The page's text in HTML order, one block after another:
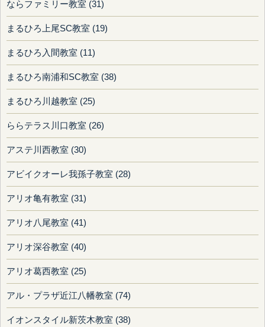
ならファミリー教室 (31)
まるひろ上尾SC教室 (19)
まるひろ入間教室 (11)
まるひろ南浦和SC教室 (38)
まるひろ川越教室 (25)
ららテラス川口教室 (26)
アステ川西教室 (30)
アビイクオーレ我孫子教室 (28)
アリオ亀有教室 (31)
アリオ八尾教室 (41)
アリオ深谷教室 (40)
アリオ葛西教室 (25)
アル・プラザ近江八幡教室 (74)
イオンスタイル新茨木教室 (38)